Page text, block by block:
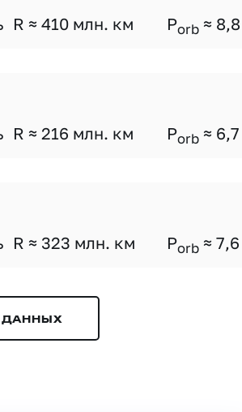
R ≈ 410 млн. км Porb ≈ 8,8
R ≈ 216 млн. км Porb ≈ 6,7
R ≈ 323 млн. км Porb ≈ 7,6